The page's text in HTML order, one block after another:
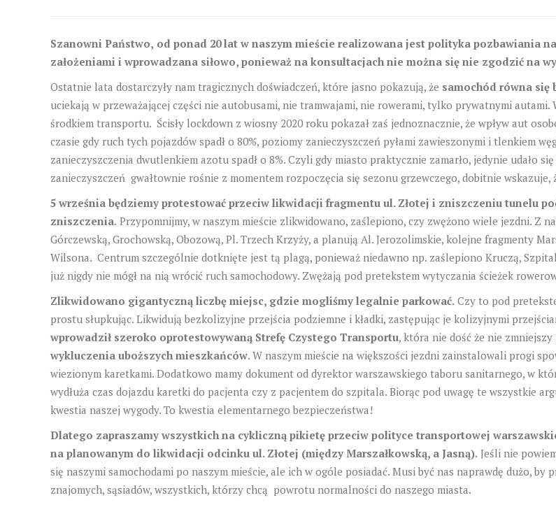
Szanowni Państwo, od ponad 20 lat w naszym mieście realizowana jest polityka pozbawiania
założeniami i wprowadzana siłowo, ponieważ na konsultacjach nie można się nie zgodzić na
Ostatnie lata dostarczyły nam tragicznych doświadczeń, które jasno pokazują, że samochód równa się
uciekają w przeważającej części nie autobusami, nie tramwajami, nie rowerami, tylko prywatnymi autami.
środkiem transportu. Ścisły lockdown z wiosny 2020 roku pokazał zaś jednoznacznie, że wpływ aut
czasie gdy ruch tych pojazdów spadł o 80%, poziomy zanieczyszczeń pyłami zawieszonymi i tlenkiem
zanieczyszczenia dwutlenkiem azotu spadł o 8%. Czyli gdy miasto praktycznie zamarło, jedynie udało
zanieczyszczeń gwałtownie rośnie z momentem rozpoczęcia się sezonu grzewczego, dobitnie wskazuje,
5 września będziemy protestować przeciw likwidacji fragmentu ul. Złotej i zniszczeniu tunelu
zniszczenia. Przypomnijmy, w naszym mieście zlikwidowano, zaślepiono, czy zwężono wiele jezdni. Z
Górczewską, Grochowską, Obozową, Pl. Trzech Krzyży, a planują Al. Jerozolimskie, kolejne fragmenty
Wilsona. Centrum szczególnie dotknięte jest tą plagą, ponieważ niedawno np. zaślepiono Kruczą,
już nigdy nie mógł na nią wrócić ruch samochodowy. Zwężają pod pretekstem wytyczania ścieżek
Zlikwidowano gigantyczną liczbę miejsc, gdzie mogliśmy legalnie parkować. Czy to pod
prostu słupkując. Likwidują bezkolizyjne przejścia podziemne i kładki, zastępując je kolizyjnymi
wprowadził szeroko oprotestowywaną Strefę Czystego Transportu, która nie dość że nie
wykluczenia uboższych mieszkańców. W naszym mieście na większości jezdni zainstalowali progi
wiezionym karetkami. Dodatkowo mamy dokument od dyrektor warszawskiego taboru sanitarnego, w
wydłuża czas dojazdu karetki do pacjenta czy z pacjentem do szpitala. Biorąc pod uwagę te wszystkie
kwestia naszej wygody. To kwestia elementarnego bezpieczeństwa!
Dlatego zapraszamy wszystkich na cykliczną pikietę przeciw polityce transportowej
na planowanym do likwidacji odcinku ul. Złotej (między Marszałkowską, a Jasną). Jeśli nie
się naszymi samochodami po naszym mieście, ale ich w ogóle posiadać. Musi być nas naprawdę dużo,
znajomych, sąsiadów, wszystkich, którzy chcą powrotu normalności do naszego miasta.